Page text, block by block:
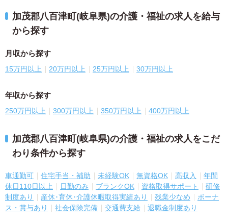
加茂郡八百津町(岐阜県)の介護・福祉の求人を給与
から探す
月収から探す
15万円以上 20万円以上 25万円以上 30万円以上
年収から探す
250万円以上 300万円以上 350万円以上 400万円以上
加茂郡八百津町(岐阜県)の介護・福祉の求人をこだ
わり条件から探す
車通勤可 住宅手当・補助 未経験OK 無資格OK 高収入
年間
休日110日以上
日勤のみ ブランクOK 資格取得サポート
研修
制度あり
産休･育休･介護休暇取得実績あり 残業少なめ
ボーナ
ス・賞与あり
社会保険完備 交通費支給 退職金制度あり